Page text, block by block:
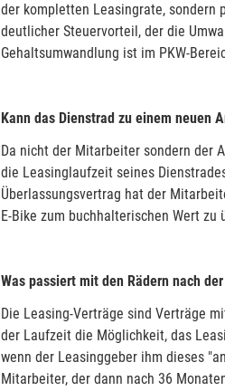
der kompletten Leasingrate, sondern
deutlicher Steuervorteil, der die
Gehaltsumwandlung ist im PKW-
Kann das Dienstrad zu einem neuen
Da nicht der Mitarbeiter sondern der
die Leasinglaufzeit seines
Überlassungsvertrag hat der
E-Bike zum buchhalterischen Wert zu
Was passiert mit den Rädern nach
Die Leasing-Verträge sind Verträge
der Laufzeit die Möglichkeit, das
wenn der Leasinggeber ihm dieses
Mitarbeiter, der dann nach 36